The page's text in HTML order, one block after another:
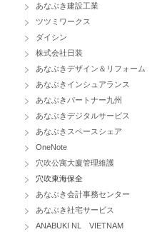
あなぶき建設工業
ツツミワークス
ダイシン
株式会社日装
あなぶきデザイン＆リフォーム
あなぶきインシュアランス
あなぶきパートナー九州
あなぶきデジタルサービス
あなぶきスペースシェア
OneNote
穴吹公寓大廈管理維護
穴吹東海保全
あなぶき会計事務センター
あなぶき社宅サービス
ANABUKI NL VIETNAM